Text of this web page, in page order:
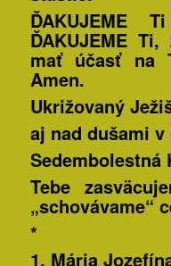
ĎAKUJEME
ĎAKUJEME
mať účasť na
Amen.
Ukrižovaný
aj nad dušami
Sedembolestná
Tebe
„schovávame“
*
1. Mária